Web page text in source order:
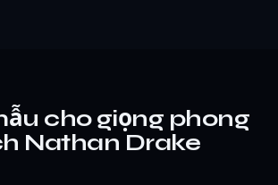
cho giọng phong
Nathan Drake